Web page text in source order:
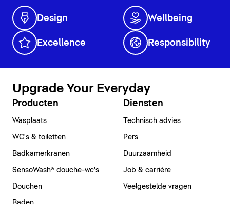
Design Wellbeing
Excellence Responsibility
Upgrade Your Everyday
Producten
Wasplaats
WC's & toiletten
Badkamerkranen
SensoWash® douche-wc's
Douchen
Diensten
Technisch advies
Pers
Duurzaamheid
Job & carrière
Veelgestelde vragen